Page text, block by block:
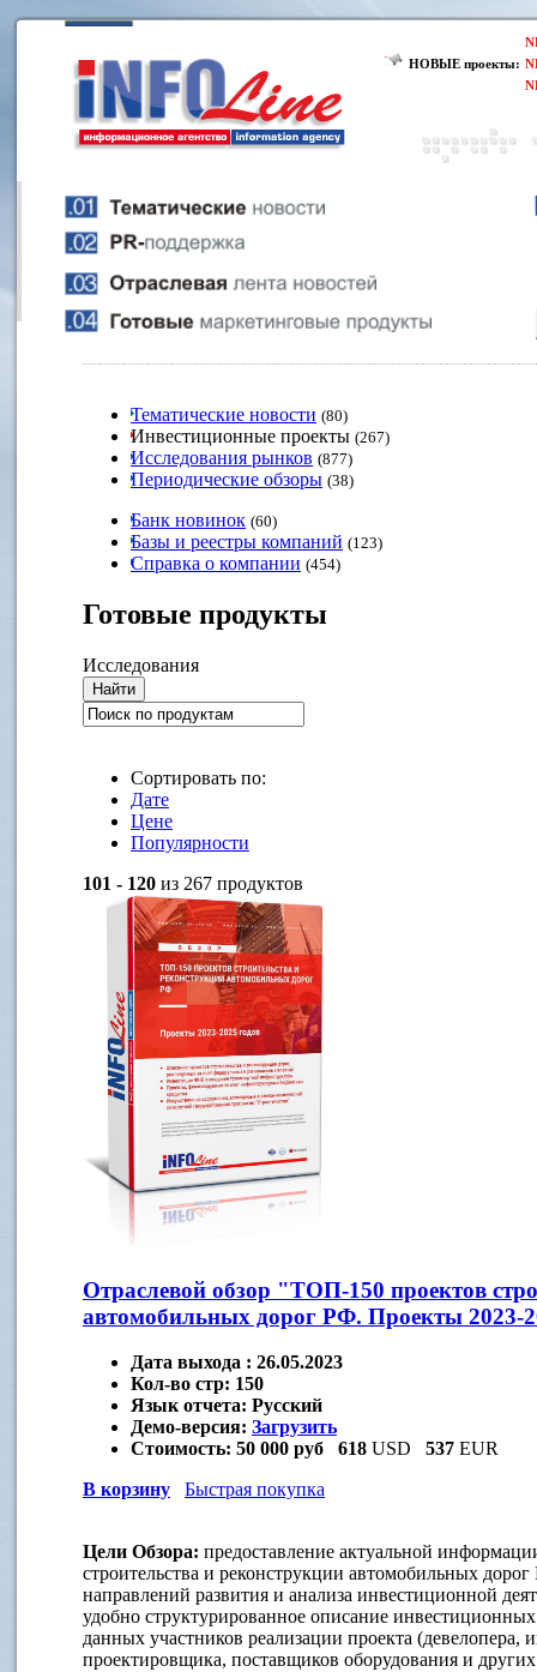
НОВЫЕ проекты:
Тематические новости (80)
Инвестиционные проекты (267)
Исследования рынков (877)
Периодические обзоры (38)
Банк новинок (60)
Базы и реестры компаний (123)
Справка о компании (454)
Готовые продукты
Исследования
Сортировать по:
Дате
Цене
Популярности
101 - 120 из 267 продуктов
Отраслевой обзор "ТОП-150 проектов
автомобильных дорог РФ. Проекты 2023-
Дата выхода : 26.05.2023
Кол-во стр: 150
Язык отчета: Русский
Демо-версия: Загрузить
Стоимость: 50 000 руб 618 USD 537 EUR
В корзину
Быстрая покупка
Цели Обзора: предоставление актуальной
строительства и реконструкции автомобильных
направлений развития и анализа инвестиционной
удобно структурированное описание
данных участников реализации проекта (девелопера,
проектировщика, поставщиков оборудования и